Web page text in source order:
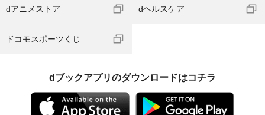
dアニメストア dヘルスケア
ドコモスポーツくじ
dブックアプリのダウンロードはコチラ